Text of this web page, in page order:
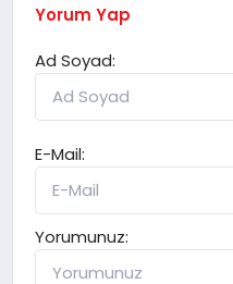
Yorum Yap
Ad Soyad:
E-Mail:
Yorumunuz: